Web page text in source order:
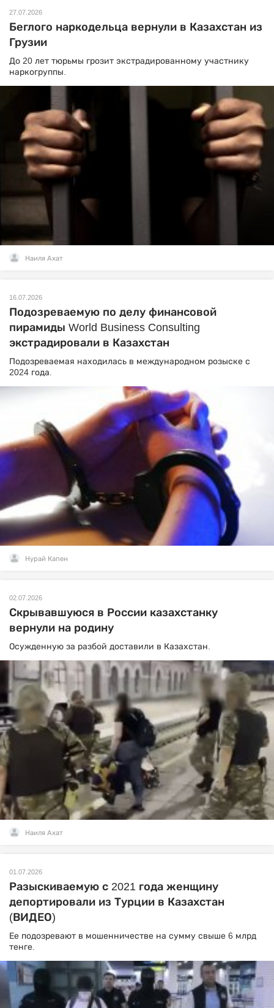
27.07.2026
Беглого наркодельца вернули в Казахстан из
Грузии
До 20 лет тюрьмы грозит экстрадированному участнику
наркогруппы.
Наиля Ахат
16.07.2026
Подозреваемую по делу финансовой
пирамиды World Business Consulting
экстрадировали в Казахстан
Подозреваемая находилась в международном розыске с
2024 года.
Нурай Капен
02.07.2026
Скрывавшуюся в России казахстанку
вернули на родину
Осужденную за разбой доставили в Казахстан.
Наиля Ахат
01.07.2026
Разыскиваемую с 2021 года женщину
депортировали из Турции в Казахстан
(ВИДЕО)
Ее подозревают в мошенничестве на сумму свыше 6 млрд
тенге.